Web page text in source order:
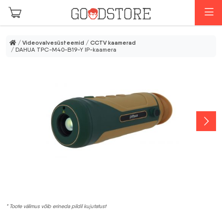
Skip to main content
/ Videovalvesüsteemid / CCTV kaamerad
/ DAHUA TPC-M40-B19-Y IP-kaamera
* Toote välimus võib erineda pildil kujutatust